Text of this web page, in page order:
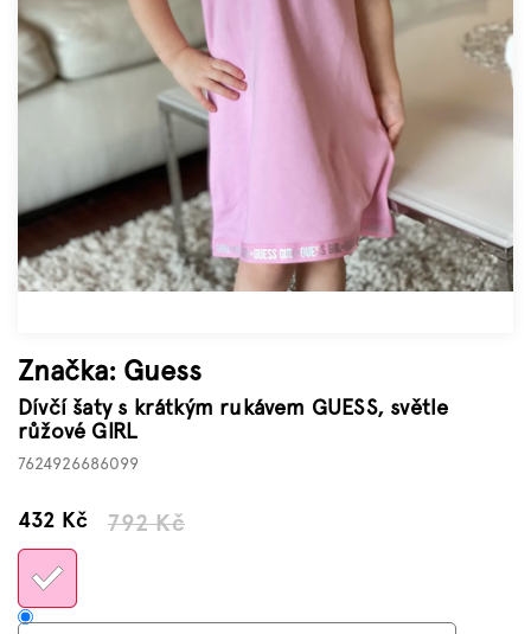
Značky
Měna
Přihlášení
Značka: Guess
Dívčí šaty s krátkým rukávem GUESS, světle
růžové GIRL
7624926686099
792 Kč
432 KčMěrná